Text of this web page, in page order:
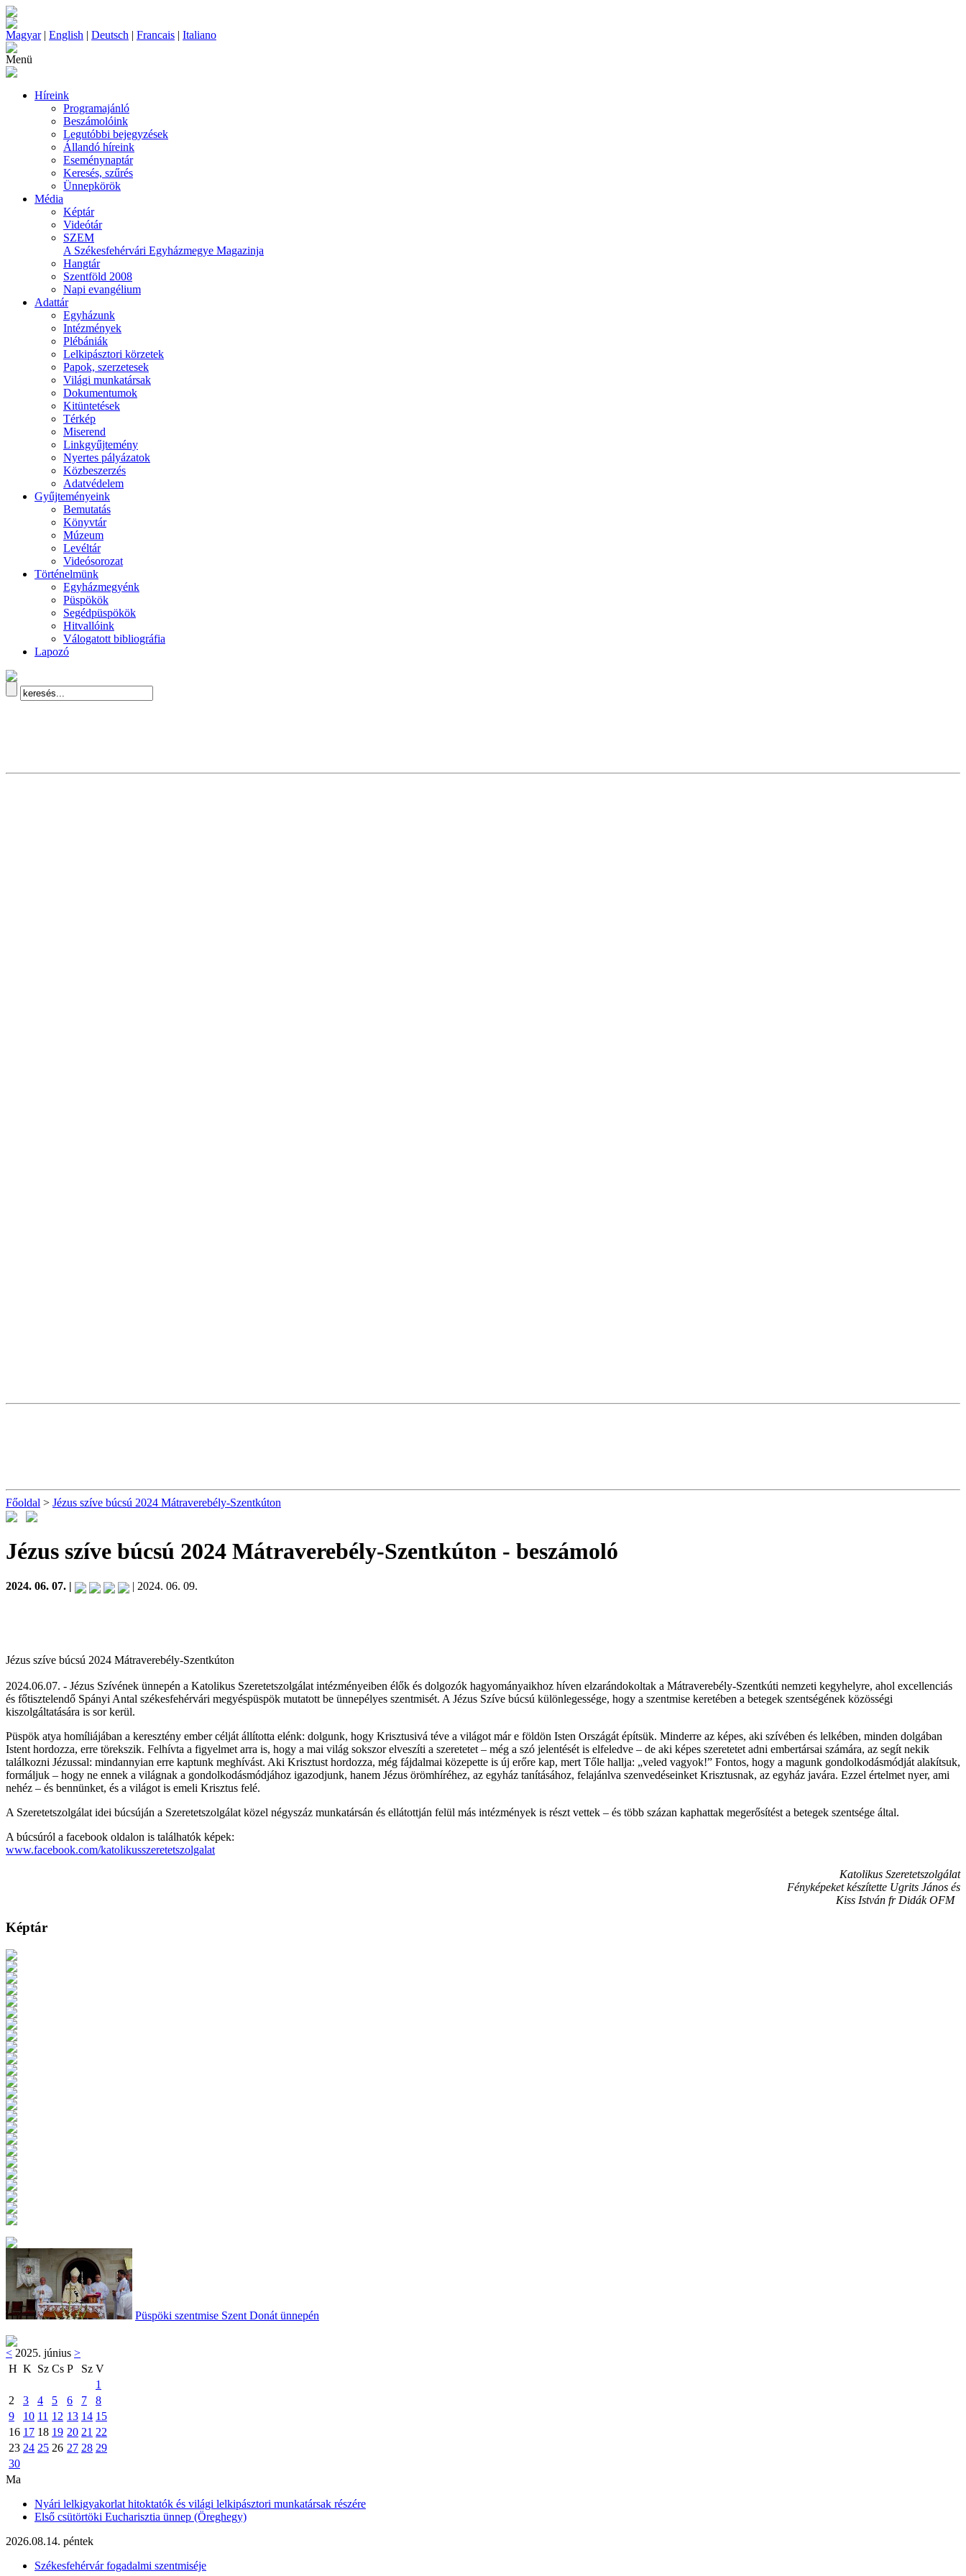
Magyar| English | Deutsch | Francais | Italiano
Menü
Híreink
Programajánló
Beszámolóink
Legutóbbi bejegyzések
Állandó híreink
Eseménynaptár
Keresés, szűrés
Ünnepkörök
Média
Képtár
Videótár
SZEM
A Székesfehérvári Egyházmegye Magazinja
Hangtár
Szentföld 2008
Napi evangélium
Adattár
Egyházunk
Intézmények
Plébániák
Lelkipásztori körzetek
Papok, szerzetesek
Világi munkatársak
Dokumentumok
Kitüntetések
Térkép
Miserend
Linkgyűjtemény
Nyertes pályázatok
Közbeszerzés
Adatvédelem
Gyűjteményeink
Bemutatás
Könyvtár
Múzeum
Levéltár
Videósorozat
Történelmünk
Egyházmegyénk
Püspökök
Segédpüspökök
Hitvallóink
Válogatott bibliográfia
Lapozó
Főoldal > Jézus szíve búcsú 2024 Mátraverebély-Szentkúton
Jézus szíve búcsú 2024 Mátraverebély-Szentkúton - beszámoló
2024. 06. 07. | | 2024. 06. 09.
Jézus szíve búcsú 2024 Mátraverebély-Szentkúton
2024.06.07. - Jézus Szívének ünnepén a Katolikus Szeretetszolgálat intézményeiben élők és dolgozók hagyományaikhoz híven elzarándokoltak a Mátraverebély-Szentkúti nemzeti kegyhelyre, ahol excellenciás
és főtisztelendő Spányi Antal székesfehérvári megyéspüspök mutatott be ünnepélyes szentmisét. A Jézus Szíve búcsú különlegessége, hogy a szentmise keretében a betegek szentségének közösségi
kiszolgáltatására is sor kerül.
Püspök atya homíliájában a keresztény ember célját állította elénk: dolgunk, hogy Krisztusivá téve a világot már e földön Isten Országát építsük. Minderre az képes, aki szívében és lelkében, minden dolgában
Istent hordozza, erre törekszik. Felhívta a figyelmet arra is, hogy a mai világ sokszor elveszíti a szeretetet – még a szó jelentését is elfeledve – de aki képes szeretetet adni embertársai számára, az segít nekik
találkozni Jézussal: mindannyian erre kaptunk meghívást. Aki Krisztust hordozza, még fájdalmai közepette is új erőre kap, mert Tőle hallja: „veled vagyok!” Fontos, hogy a magunk gondolkodásmódját alakítsuk,
formáljuk – hogy ne ennek a világnak a gondolkodásmódjához igazodjunk, hanem Jézus örömhíréhez, az egyház tanításához, felajánlva szenvedéseinket Krisztusnak, az egyház javára. Ezzel értelmet nyer, ami
nehéz – és bennünket, és a világot is emeli Krisztus felé.
A Szeretetszolgálat idei búcsúján a Szeretetszolgálat közel négyszáz munkatársán és ellátottján felül más intézmények is részt vettek – és több százan kaphattak megerősítést a betegek szentsége által.
A búcsúról a facebook oldalon is találhatók képek:
www.facebook.com/katolikusszeretetszolgalat
Katolikus Szeretetszolgálat
Fényképeket készítette Ugrits János és
Kiss István fr Didák OFM
Képtár
Püspöki szentmise Szent Donát ünnepén
< 2025. június >
H K Sz Cs P Sz V
1
2
3 4 5 6 7
8
9
10 11 12 13 14 15
16 17 18 19 20 21 22
23 24 25 26 27 28 29
30
Ma
Nyári lelkigyakorlat hitoktatók és világi lelkipásztori munkatársak részére
Első csütörtöki Eucharisztia ünnep (Öreghegy)
2026.08.14. péntek
Székesfehérvár fogadalmi szentmiséje